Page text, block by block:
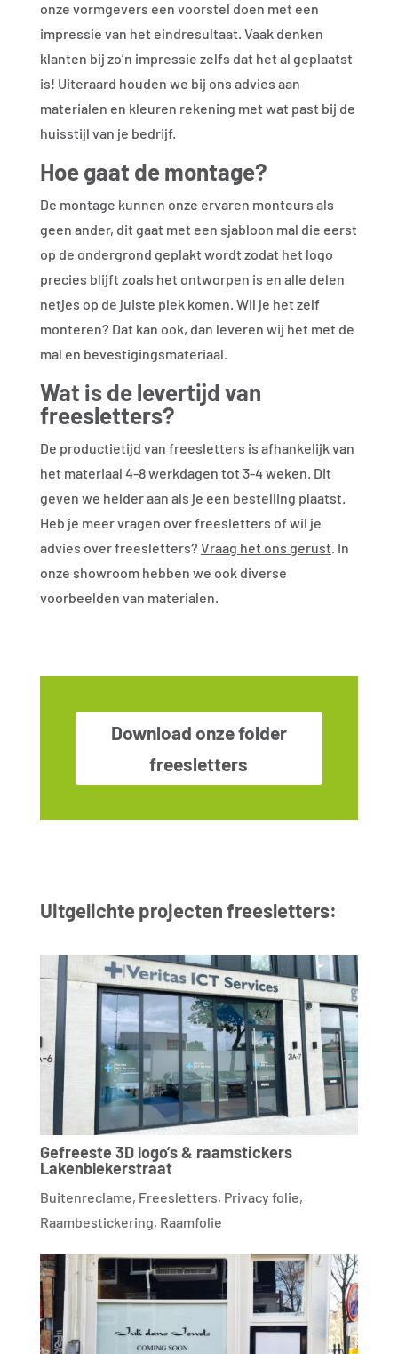
onze vormgevers een voorstel doen met een
impressie van het eindresultaat. Vaak denken
klanten bij zo’n impressie zelfs dat het al geplaatst
is! Uiteraard houden we bij ons advies aan
materialen en kleuren rekening met wat past bij de
huisstijl van je bedrijf.
Hoe gaat de montage?
De montage kunnen onze ervaren monteurs als
geen ander, dit gaat met een sjabloon mal die eerst
op de ondergrond geplakt wordt zodat het logo
precies blijft zoals het ontworpen is en alle delen
netjes op de juiste plek komen. Wil je het zelf
monteren? Dat kan ook, dan leveren wij het met de
mal en bevestigingsmateriaal.
Wat is de levertijd van
freesletters?
De productietijd van freesletters is afhankelijk van
het materiaal 4-8 werkdagen tot 3-4 weken. Dit
geven we helder aan als je een bestelling plaatst.
Heb je meer vragen over freesletters of wil je
advies over freesletters? Vraag het ons gerust . In
onze showroom hebben we ook diverse
voorbeelden van materialen.
Download onze folder
freesletters
Uitgelichte projecten freesletters:
Gefreeste 3D logo’s & raamstickers
Lakenblekerstraat
Buitenreclame, Freesletters, Privacy folie,
Raambestickering, Raamfolie